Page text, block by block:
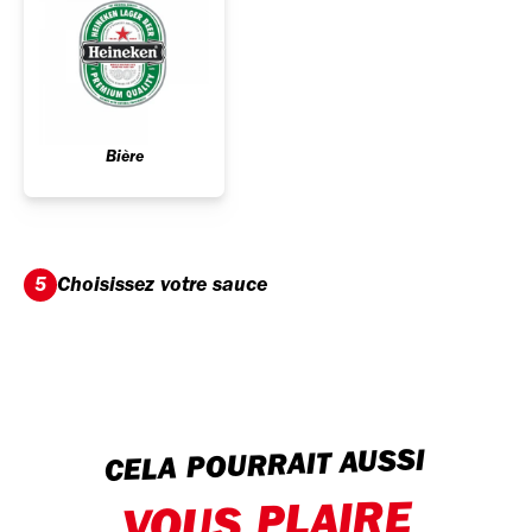
Bière
5 Choisissez votre sauce
CELA POURRAIT AUSSI